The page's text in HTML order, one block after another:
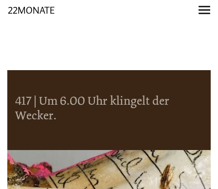
22MONATE
417 | Um 6.00 Uhr klingelt der
Wecker.